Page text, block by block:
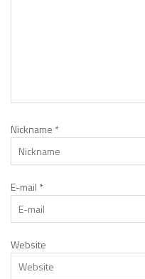
Nickname *
E-mail *
Website